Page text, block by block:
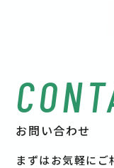
お問い合わせ
まずはお気軽にご